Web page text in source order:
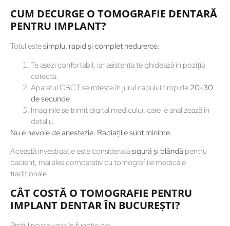
CUM DECURGE O TOMOGRAFIE DENTARĂ
PENTRU IMPLANT?
Totul estesimplu, rapid și complet nedureros:
Te așezi confortabil, iar asistenta te ghidează în poziția
corectă.
Aparatul CBCT se rotește în jurul capului timp de 20-30
de secunde.
Imaginile se trimit digital medicului, care le analizează în
detaliu.
Nu e nevoie de anestezie. Radiațiile sunt minime.
Această investigație este consideratăsigură și blândă pentru
pacient, mai ales comparativ cu tomografiile medicale
tradiționale.
CÂT COSTĂ O TOMOGRAFIE PENTRU
IMPLANT DENTAR ÎN BUCUREȘTI?